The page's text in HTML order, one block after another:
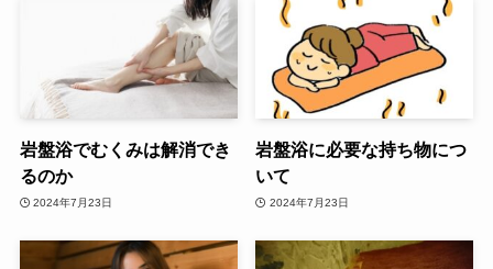
岩盤浴でむくみは解消でき
るのか
2024年7月23日
岩盤浴に必要な持ち物につ
いて
2024年7月23日